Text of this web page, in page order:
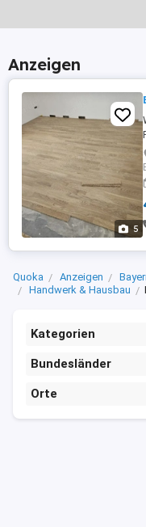
Anzeigen
5
Quoka Anzeigen
Handwerk & Hausbau
Kategorien
Bundesländer
Orte